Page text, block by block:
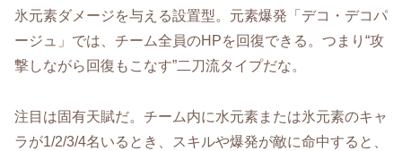
氷元素ダメージを与える設置型。元素爆発「デコ・デコパ
ージュ」では、チーム全員のHPを回復できる。つまり“攻
撃しながら回復もこなす”二刀流タイプだな。
注目は固有天賦だ。チーム内に水元素または氷元素のキャ
ラが1/2/3/4名いるとき、スキルや爆発が敵に命中すると、